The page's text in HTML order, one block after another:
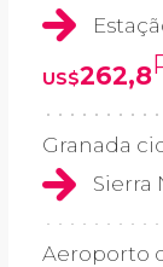
US$262,8
Granada
Sierra
Aeroporto